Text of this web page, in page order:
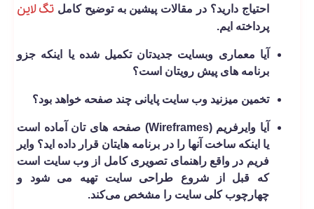
احتیاج دارید؟ در مقالات پیشین به توضیح کاملتگ لاین
پرداخته ایم.
آیا معماری وبسایت جدیدتان تکمیل شده یا اینکه جزو
برنامه های پیش رویتان است؟
تخمین می­زنید وب سایت پایانی چند صفحه خواهد بود؟
آیا وایرفریم (Wireframes) صفحه ­های تان آماده است
یا اینکه ساخت آنها را در برنامه هایتان قرار داده اید؟ وایر
فریم در واقع راهنمای تصویری کامل از وب سایت است
که قبل از شروع طراحی سایت تهیه می شود و
چهارچوب کلی سایت را مشخص می‌کند.